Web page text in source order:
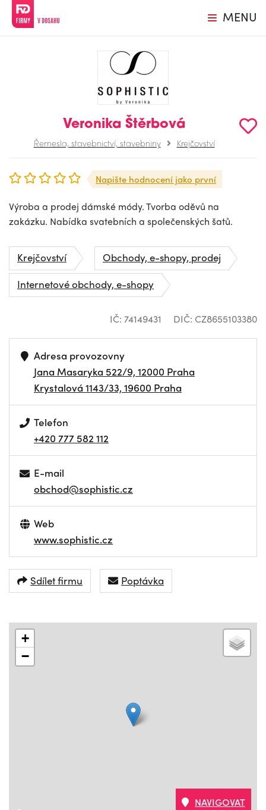
MENU
Veronika Štěrbová
Řemesla, stavebnictví, stavebniny Krejčovství
Napište hodnocení jako první
Výroba a prodej dámské módy. Tvorba oděvů na
zakázku. Nabídka svatebních a společenských šatů.
Krejčovství
Obchody, e-shopy, prodej
Internetové obchody, e-shopy
IČ: 74149431 DIČ: CZ8655103380
Adresa provozovny
Jana Masaryka 522/9, 12000 Praha
Krystalová 1143/33, 19600 Praha
Telefon
+420 777 582 112
E-mail
obchod@sophistic.cz
Web
www.sophistic.cz
Sdílet firmu Poptávka
+
−
NAVIGOVAT